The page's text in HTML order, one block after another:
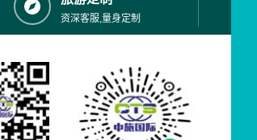
资深客服,量身定制